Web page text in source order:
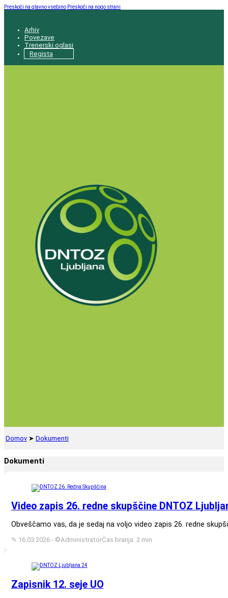
Preskoči na glavno vsebino Preskoči na nogo strani
Arhiv
Povezave
Trenerski oglasi
Regista
Domov ➤ Dokumenti
Dokumenti
Video zapis 26. redne skupščine DNTOZ
Obveščamo vas, da je sedaj na voljo video zapis 26. redne
✎ 16.03.2026 - ©AdministratorČas branja: 2 min
Zapisnik 12. seje UO